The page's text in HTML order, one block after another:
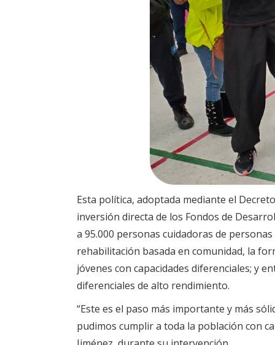
Esta política, adoptada mediante el
inversión directa de los Fondos de
a 95.000 personas cuidadoras de
rehabilitación basada en comunidad, la
jóvenes con capacidades diferenciales; y
diferenciales de alto rendimiento.
“Este es el paso más importante y más
pudimos cumplir a toda la población con